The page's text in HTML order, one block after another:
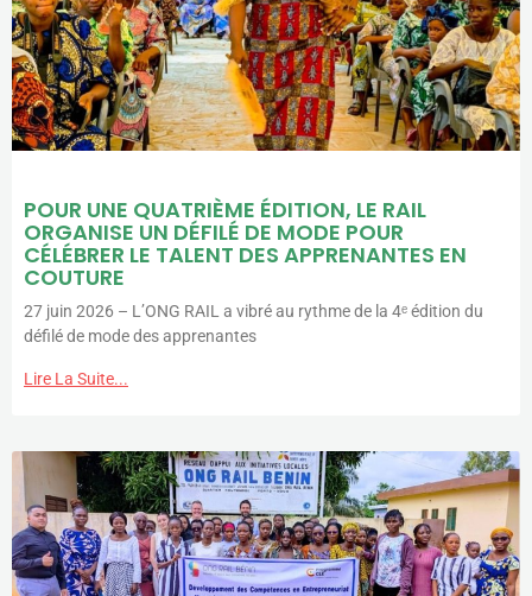
POUR UNE QUATRIÈME ÉDITION, LE RAIL
ORGANISE UN DÉFILÉ DE MODE POUR
CÉLÉBRER LE TALENT DES APPRENANTES EN
COUTURE
27 juin 2026 – L’ONG RAIL a vibré au rythme de la 4ᵉ édition du
défilé de mode des apprenantes
Lire La Suite...